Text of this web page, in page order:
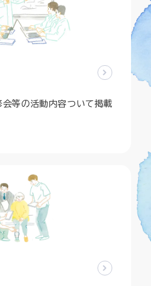
等の活動内容ついて掲載